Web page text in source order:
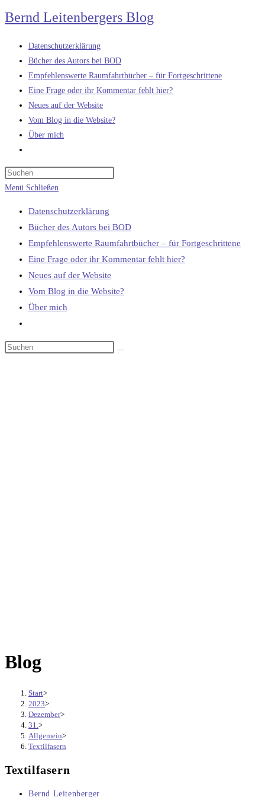
Zum
Inhalt
springen
Bernd Leitenbergers Blog
Datenschutzerklärung
Bücher des Autors bei BOD
Empfehlenswerte Raumfahrtbücher – für Fortgeschrittene
Eine Frage oder ihr Kommentar fehlt hier?
Neues auf der Website
Vom Blog in die Website?
Über mich
umschalten
Menü Schließen
Datenschutzerklärung
Bücher des Autors bei BOD
Empfehlenswerte Raumfahrtbücher – für Fortgeschrittene
Eine Frage oder ihr Kommentar fehlt hier?
Neues auf der Website
Vom Blog in die Website?
Über mich
umschalten
Blog
Start>
2023>
Dezember>
31. >
Allgemein>
Textilfasern
Textilfasern
Beitrags-
Bernd Leitenberger